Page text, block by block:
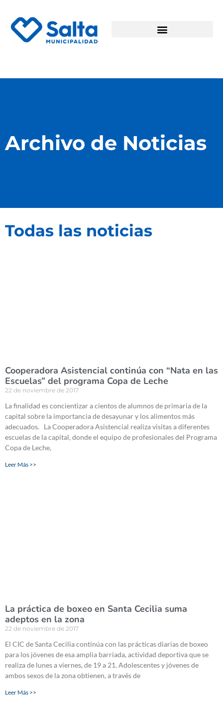
Archivo de Noticias
Todas las noticias
Cooperadora Asistencial continúa con “Nata en las
Escuelas” del programa Copa de Leche
22 de noviembre de 2017
La finalidad es concientizar a cientos de alumnos de primaria de la
capital sobre la importancia de desayunar y los alimentos más
adecuados. La Cooperadora Asistencial realiza visitas a diferentes
escuelas de la capital, donde el equipo de profesionales del Programa
Copa de Leche,
Leer Más >>
La práctica de boxeo en Santa Cecilia suma
adeptos en la zona
22 de noviembre de 2017
El CIC de Santa Cecilia continúa con las prácticas diarias de boxeo
para los jóvenes de esa amplia barriada, actividad deportiva que se
realiza de lunes a viernes, de 19 a 21. Adolescentes y jóvenes de
ambos sexos de la zona obtienen, a través de
Leer Más >>